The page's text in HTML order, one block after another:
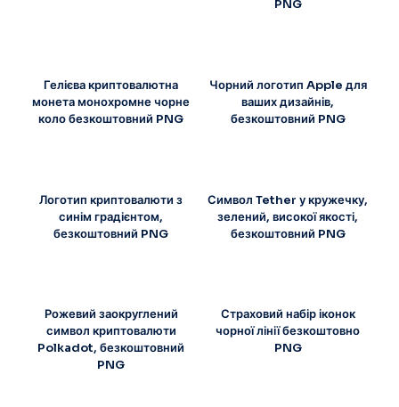
PNG
Гелієва криптовалютна
монета монохромне чорне
коло безкоштовний PNG
Чорний логотип Apple для
ваших дизайнів,
безкоштовний PNG
Логотип криптовалюти з
синім градієнтом,
безкоштовний PNG
Символ Tether у кружечку,
зелений, високої якості,
безкоштовний PNG
Рожевий заокруглений
символ криптовалюти
Polkadot, безкоштовний
PNG
Страховий набір іконок
чорної лінії безкоштовно
PNG